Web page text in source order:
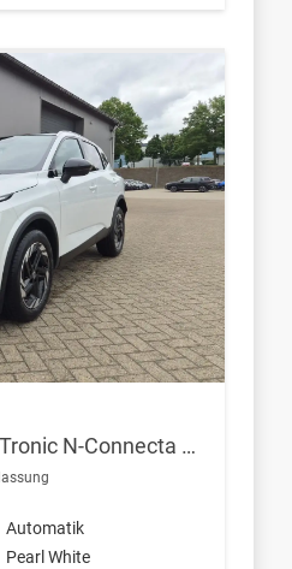
1.3 DIG-T MHEV 158 PS X-Tronic N-Connecta Teil-Leder PanoGlasdach Klimaautomatik Sitzheizung Lenkradheizung Navi ACC PDC v+h 360°Kamera DAB Bluetooth Touchscreen Apple CarPlay Android Auto 18"LM
Automatik
Pearl White